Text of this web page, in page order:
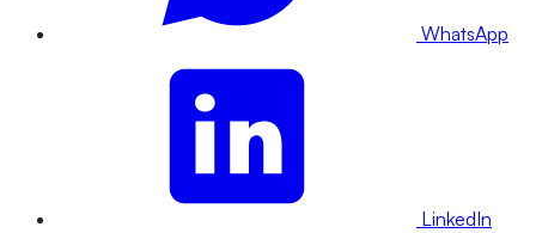
WhatsApp
LinkedIn